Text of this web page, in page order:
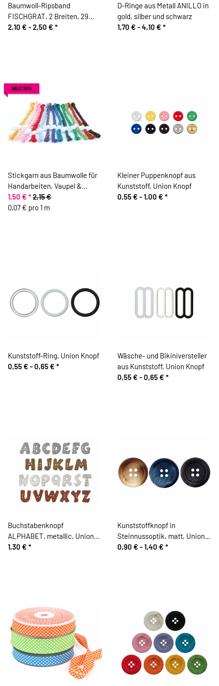
Baumwoll-Ripsband
FISCHGRAT, 2 Breiten, 29
Farben
2,10 € -2,50 € *
D-Ringe aus Metall ANILLO in
gold, silber und schwarz
1,70 € -4,10 € *
SALE 30%
Stickgarn aus Baumwolle für
Handarbeiten, Vaupel &
Heilenbeck
1,50 € *2,15 €
0,07 € pro 1 m
Kleiner Puppenknopf aus
Kunststoff, Union Knopf
0,55 € -1,00 € *
Kunststoff-Ring, Union Knopf
0,55 € -0,65 € *
Wäsche- und Bikiniversteller
aus Kunststoff, Union Knopf
0,55 € -0,65 € *
Buchstabenknopf
ALPHABET, metallic, Union
Knopf
1,30 € *
Kunststoffknopf in
Steinnussoptik, matt, Union
Knopf
0,90 € -1,40 € *